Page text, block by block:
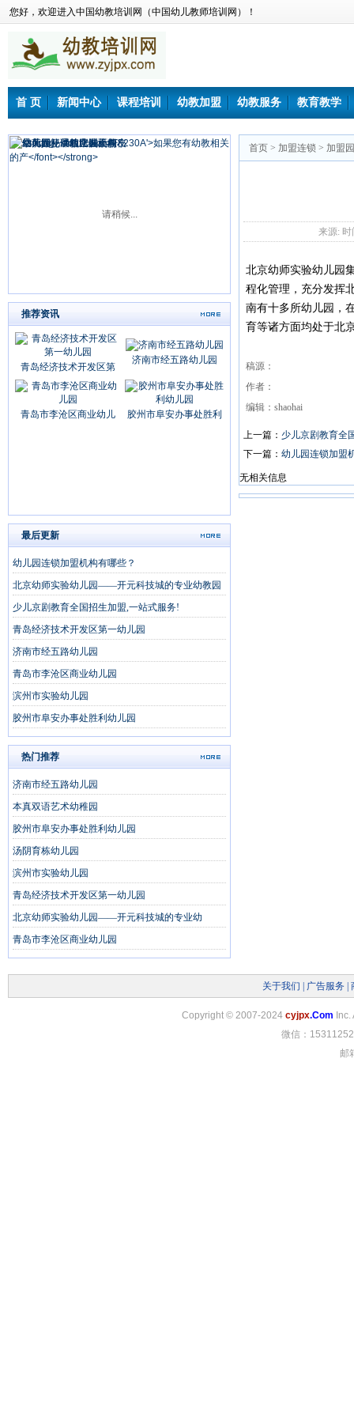
您好，欢迎进入中国幼教培训网（中国幼儿教师培训网）！
首 页 新闻中心 课程培训 幼教加盟 幼教服务 教育教学
请稍候...
推荐资讯
青岛经济技术开发区第
济南市经五路幼儿园
青岛市李沧区商业幼儿 胶州市阜安办事处胜利
最后更新
幼儿园连锁加盟机构有哪些？
北京幼师实验幼儿园——开元科技城的专业幼教园
少儿京剧教育全国招生加盟,一站式服务!
青岛经济技术开发区第一幼儿园
济南市经五路幼儿园
青岛市李沧区商业幼儿园
滨州市实验幼儿园
胶州市阜安办事处胜利幼儿园
热门推荐
济南市经五路幼儿园
本真双语艺术幼稚园
胶州市阜安办事处胜利幼儿园
汤阴育栋幼儿园
滨州市实验幼儿园
青岛经济技术开发区第一幼儿园
北京幼师实验幼儿园——开元科技城的专业幼
青岛市李沧区商业幼儿园
首页 > 加盟连锁 > 加盟
来源: 时
北京幼师实验幼儿园
程化管理，充分发挥
南有十多所幼儿园，
育等诸方面均处于北
稿源：
作者：
编辑：shaohai
上一篇： 少儿京剧教育全
下一篇： 幼儿园连锁加盟
无相关信息
关于我们 广告服务
Copyright © 2007-2024 cyjpx.Com
微信：
邮